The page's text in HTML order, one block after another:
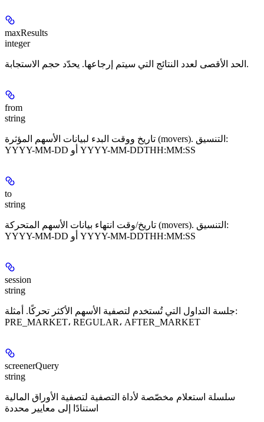
maxResults
integer
الحد الأقصى لعدد النتائج التي سيتم إرجاعها. يحدّد حجم الاستجابة.
from
string
تاريخ ووقت البدء لبيانات الأسهم المؤثرة (movers). التنسيق:
YYYY-MM-DD أو YYYY-MM-DDTHH:MM:SS
to
string
تاريخ/وقت انتهاء بيانات الأسهم المتحركة (movers). التنسيق:
YYYY-MM-DD أو YYYY-MM-DDTHH:MM:SS
session
string
جلسة التداول التي تُستخدم لتصفية الأسهم الأكثر تحركًا. أمثلة:
PRE_MARKET، REGULAR، AFTER_MARKET
screenerQuery
string
سلسلة استعلام مخصّصة لأداة التصفية لتصفية الأوراق المالية
استنادًا إلى معايير محددة